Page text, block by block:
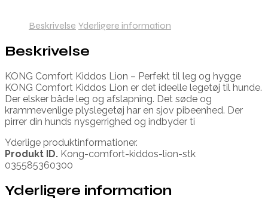
Beskrivelse Yderligere information
Beskrivelse
KONG Comfort Kiddos Lion – Perfekt til leg og hygge
KONG Comfort Kiddos Lion er det ideelle legetøj til hunde.
Der elsker både leg og afslapning. Det søde og
krammevenlige plyslegetøj har en sjov pibeenhed. Der
pirrer din hunds nysgerrighed og indbyder ti
Yderlige produktinformationer.
Produkt ID. Kong-comfort-kiddos-lion-stk
035585360300
Yderligere information